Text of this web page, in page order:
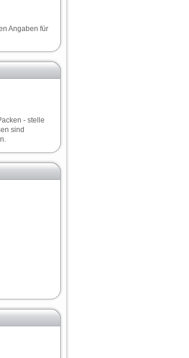
Angaben für
- stelle
sind